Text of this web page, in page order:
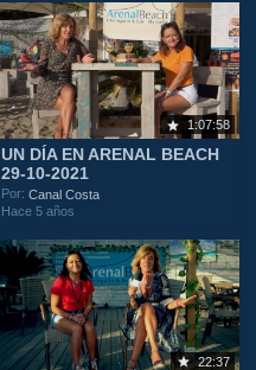
1:07:58
UN DÍA EN ARENAL BEACH
29-10-2021
Por:Canal Costa
Hace 5 años
22:37